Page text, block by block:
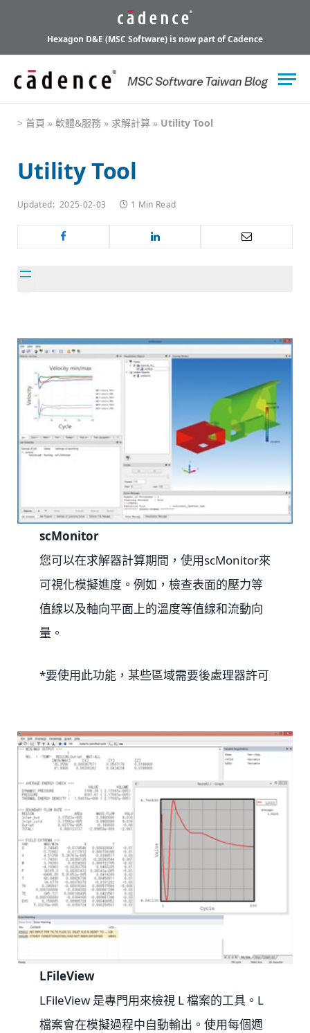
Hexagon D&E (MSC Software) is now part of Cadence
> 首頁 » 軟體&服務 » 求解計算 » Utility Tool
Utility Tool
Updated: 2025-02-03 1 Min Read
scMonitor
您可以在求解器計算期間，使用scMonitor來
可視化模擬進度。例如，檢查表面的壓力等
值線以及軸向平面上的溫度等值線和流動向
量。
*要使用此功能，某些區域需要後處理器許可
LFileView
LFileView 是專門用來檢視 L 檔案的工具。L
檔案會在模擬過程中自動輸出。使用每個週